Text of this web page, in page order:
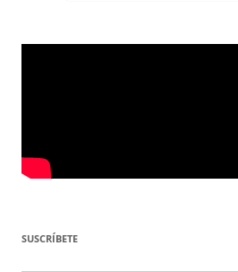
SUSCRÍBETE